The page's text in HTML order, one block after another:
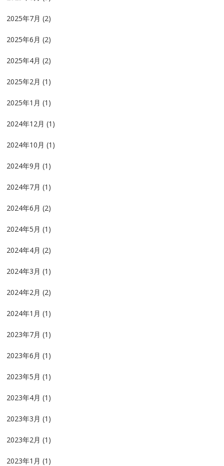
2025年7月 (2)
2025年6月 (2)
2025年4月 (2)
2025年2月 (1)
2025年1月 (1)
2024年12月 (1)
2024年10月 (1)
2024年9月 (1)
2024年7月 (1)
2024年6月 (2)
2024年5月 (1)
2024年4月 (2)
2024年3月 (1)
2024年2月 (2)
2024年1月 (1)
2023年7月 (1)
2023年6月 (1)
2023年5月 (1)
2023年4月 (1)
2023年3月 (1)
2023年2月 (1)
2023年1月 (1)